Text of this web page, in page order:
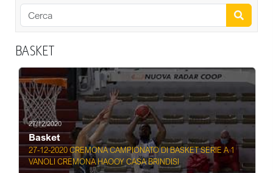
BASKET
27/12/2020
Basket
27-12-2020 CREMONA CAMPIONATO DI BASKET SERIE A 1
VANOLI CREMONA HAOOY CASA BRINDISI